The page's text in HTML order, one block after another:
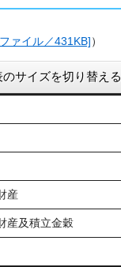
ァイル／431KB]）
のサイズを切り替える
産
産及積立金穀